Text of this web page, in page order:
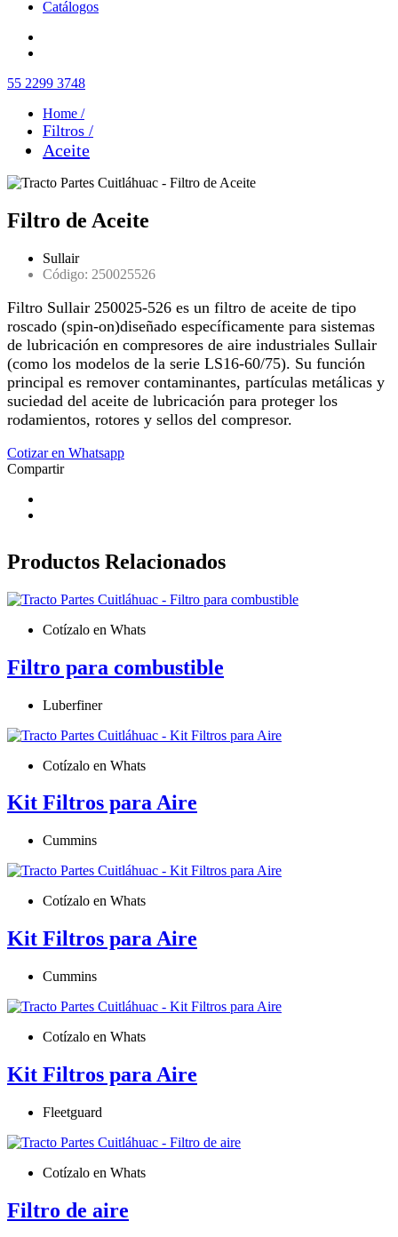
Catálogos
55 2299 3748
Home /
Filtros /
Aceite
Filtro de Aceite
Sullair
Código: 250025526
Filtro Sullair 250025-526 es un filtro de aceite de tipo
roscado (spin-on)diseñado específicamente para sistemas
de lubricación en compresores de aire industriales Sullair
(como los modelos de la serie LS16-60/75). Su función
principal es remover contaminantes, partículas metálicas y
suciedad del aceite de lubricación para proteger los
rodamientos, rotores y sellos del compresor.
Cotizar en Whatsapp
Compartir
Productos Relacionados
Cotízalo en Whats
Filtro para combustible
Luberfiner
Cotízalo en Whats
Kit Filtros para Aire
Cummins
Cotízalo en Whats
Kit Filtros para Aire
Cummins
Cotízalo en Whats
Kit Filtros para Aire
Fleetguard
Cotízalo en Whats
Filtro de aire